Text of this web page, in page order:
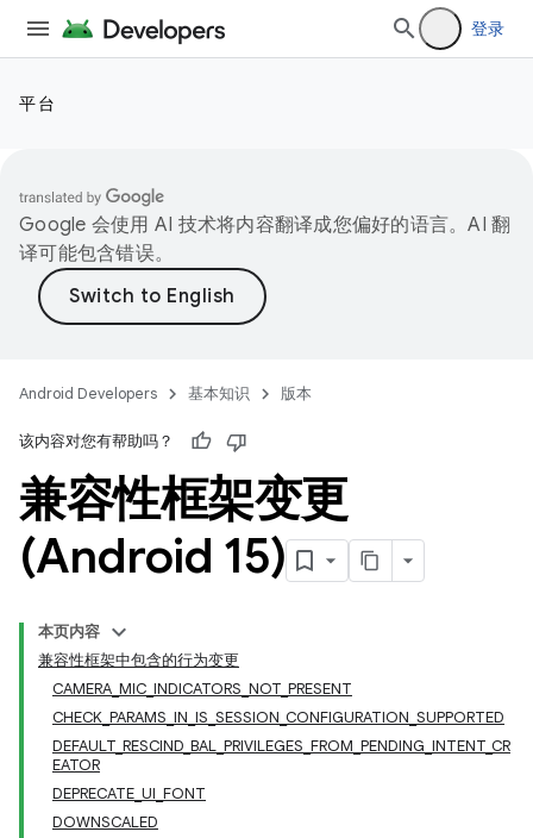
登录
平台
Google 会使用 AI 技术将内容翻译成您偏好的语言。AI 翻
译可能包含错误。
Android Developers 基本知识 版本
该内容对您有帮助吗？
兼容性框架变更
(Android 15)
本页内容
兼容性框架中包含的行为变更
CAMERA_MIC_INDICATORS_NOT_PRESENT
CHECK_PARAMS_IN_IS_SESSION_CONFIGURATION_SUPPORTED
DEFAULT_RESCIND_BAL_PRIVILEGES_FROM_PENDING_INTENT_CR
EATOR
DEPRECATE_UI_FONT
DOWNSCALED